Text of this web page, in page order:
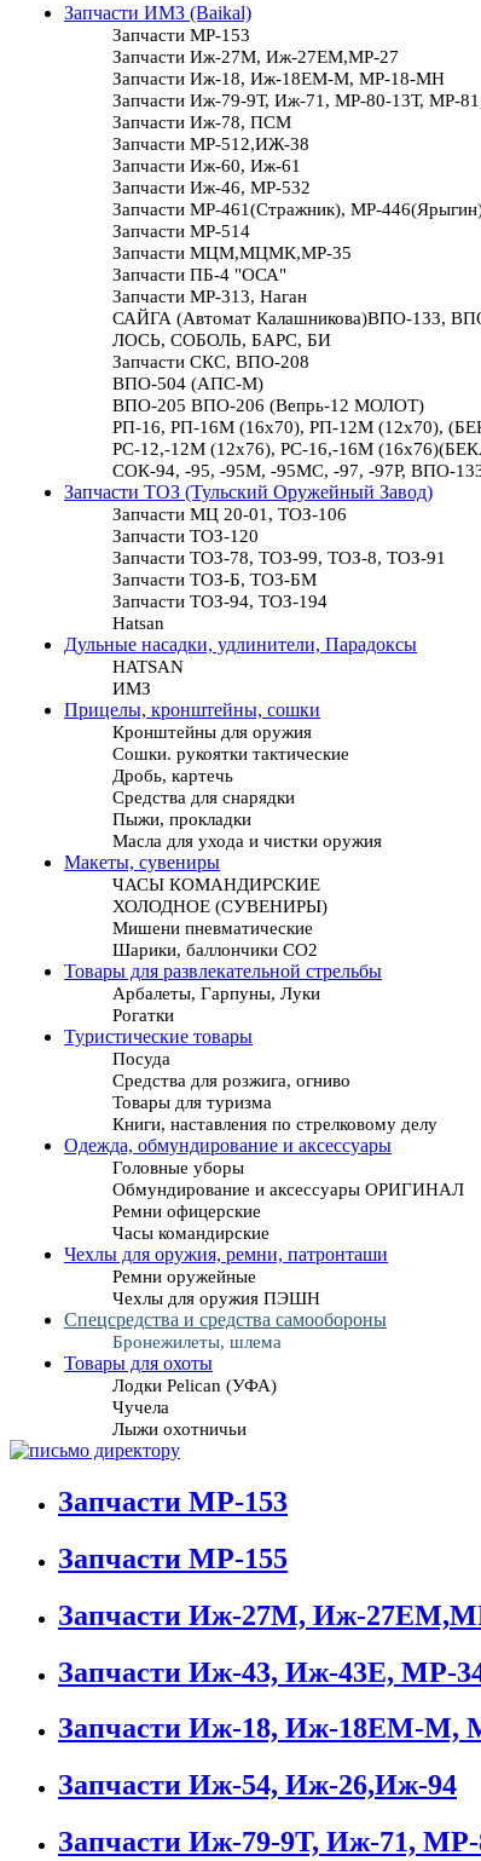
Запчасти ИМЗ (Baikal)
Запчасти МР-153
Запчасти Иж-27М, Иж-27ЕМ,МР-27
Запчасти Иж-18, Иж-18ЕМ-М, МР-18-МН
Запчасти Иж-79-9Т, Иж-71, МР-80-13Т, МР-
Запчасти Иж-78, ПСМ
Запчасти МР-512,ИЖ-38
Запчасти Иж-60, Иж-61
Запчасти Иж-46, МР-532
Запчасти МР-461(Стражник), МР-
Запчасти МР-514
Запчасти МЦМ,МЦМК,МР-35
Запчасти ПБ-4 "ОСА"
Запчасти МР-313, Наган
САЙГА (Автомат Калашникова)ВПО-133,
ЛОСЬ, СОБОЛЬ, БАРС, БИ
Запчасти СКС, ВПО-208
ВПО-504 (АПС-М)
ВПО-205 ВПО-206 (Вепрь-12 МОЛОТ)
РП-16, РП-16М (16х70), РП-12М (12х70),
РС-12,-12М (12х76), РС-16,-16М
СОК-94, -95, -95М, -95МС, -97, -97Р, ВПО-
Запчасти ТОЗ (Тульский Оружейный Завод)
Запчасти МЦ 20-01, ТОЗ-106
Запчасти ТОЗ-120
Запчасти ТОЗ-78, ТОЗ-99, ТОЗ-8, ТОЗ-91
Запчасти ТОЗ-Б, ТОЗ-БМ
Запчасти ТОЗ-94, ТОЗ-194
Hatsan
Дульные насадки, удлинители, Парадоксы
HATSAN
ИМЗ
Прицелы, кронштейны, сошки
Кронштейны для оружия
Сошки. рукоятки тактические
Дробь, картечь
Средства для снарядки
Пыжи, прокладки
Масла для ухода и чистки оружия
Макеты, сувениры
ЧАСЫ КОМАНДИРСКИЕ
ХОЛОДНОЕ (СУВЕНИРЫ)
Мишени пневматические
Шарики, баллончики СО2
Товары для развлекательной стрельбы
Арбалеты, Гарпуны, Луки
Рогатки
Туристические товары
Посуда
Средства для розжига, огниво
Товары для туризма
Книги, наставления по стрелковому делу
Одежда, обмундирование и аксессуары
Головные уборы
Обмундирование и аксессуары ОРИГИНАЛ
Ремни офицерские
Часы командирские
Чехлы для оружия, ремни, патронташи
Ремни оружейные
Чехлы для оружия ПЭШН
Спецсредства и средства самообороны
Бронежилеты, шлема
Товары для охоты
Лодки Pelican (УФА)
Чучела
Лыжи охотничьи
Запчасти МР-153
Запчасти МР-155
Запчасти Иж-27М, Иж-
Запчасти Иж-43, Иж-43Е, МР-
Запчасти Иж-18, Иж-18ЕМ-М,
Запчасти Иж-54, Иж-26,Иж-94
Запчасти Иж-79-9Т, Иж-71,